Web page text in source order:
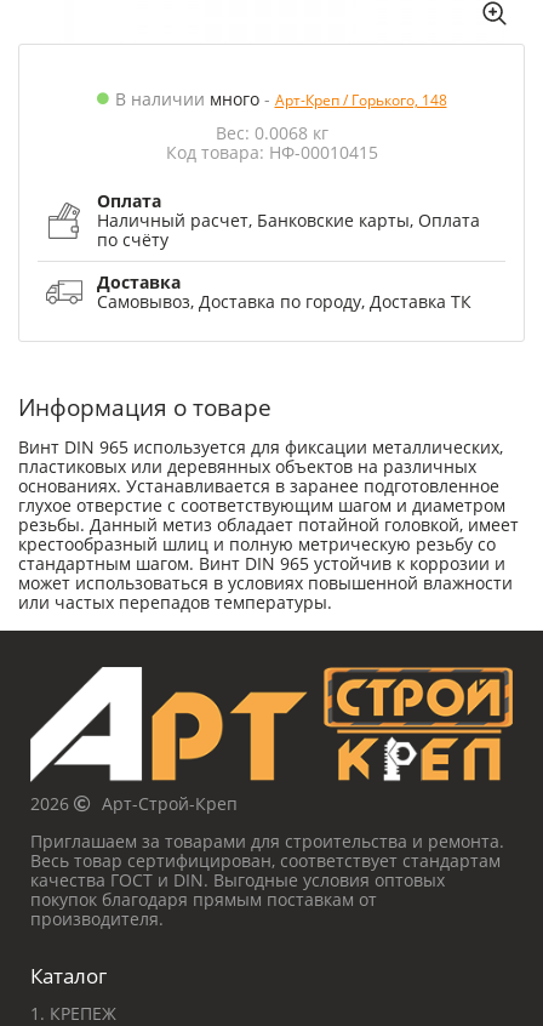
В наличии много- Арт-Креп / Горького, 148
Вес: 0.0068 кг
Код товара: НФ-00010415
Оплата
Наличный расчет, Банковские карты, Оплата
по счёту
Доставка
Самовывоз, Доставка по городу, Доставка ТК
Информация о товаре
Винт DIN 965 используется для фиксации металлических,
пластиковых или деревянных объектов на различных
основаниях. Устанавливается в заранее подготовленное
глухое отверстие с соответствующим шагом и диаметром
резьбы. Данный метиз обладает потайной головкой, имеет
крестообразный шлиц и полную метрическую резьбу со
стандартным шагом. Винт DIN 965 устойчив к коррозии и
может использоваться в условиях повышенной влажности
или частых перепадов температуры.
2026
Арт-Строй-Креп
Приглашаем за товарами для строительства и ремонта.
Весь товар сертифицирован, соответствует стандартам
качества ГОСТ и DIN. Выгодные условия оптовых
покупок благодаря прямым поставкам от
производителя.
Каталог
1. КРЕПЕЖ